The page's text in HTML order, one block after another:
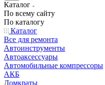
Каталог
По всему сайту
По каталогу
Каталог
Все для ремонта
Автоинструменты
Автоаксессуары
Автомобильные компрессоры
АКБ
Домкраты